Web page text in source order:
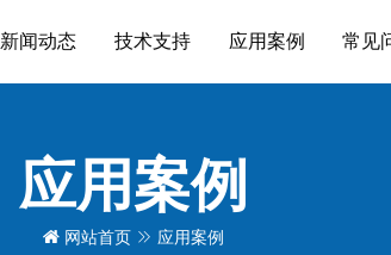
新闻动态 技术支持 应用案例 常见
应用案例
网站首页 应用案例